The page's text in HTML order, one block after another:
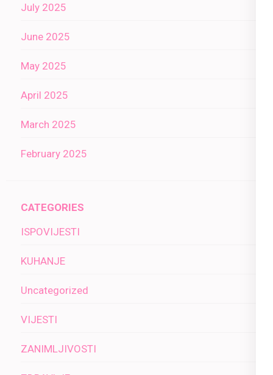
July 2025
June 2025
May 2025
April 2025
March 2025
February 2025
CATEGORIES
ISPOVIJESTI
KUHANJE
Uncategorized
VIJESTI
ZANIMLJIVOSTI